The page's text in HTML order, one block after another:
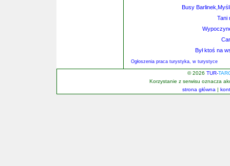
Busy
Tani
Był ktoś na
Ogłoszenia praca turystyka, w turystyce
© 2026 TUR-
Korzystanie z serwisu oznacza
strona główna |